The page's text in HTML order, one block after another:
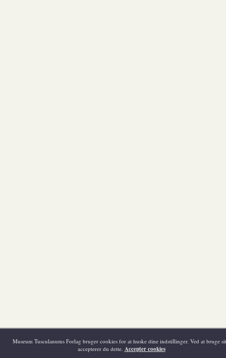
Museum Tusculanums Forlag bruger cookies for at huske dine indstillinger. Ved at bruge
accepterer du dette. Accepter cookies